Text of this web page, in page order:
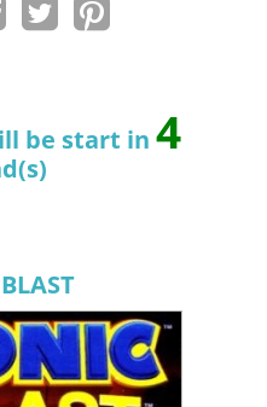
be start in 3